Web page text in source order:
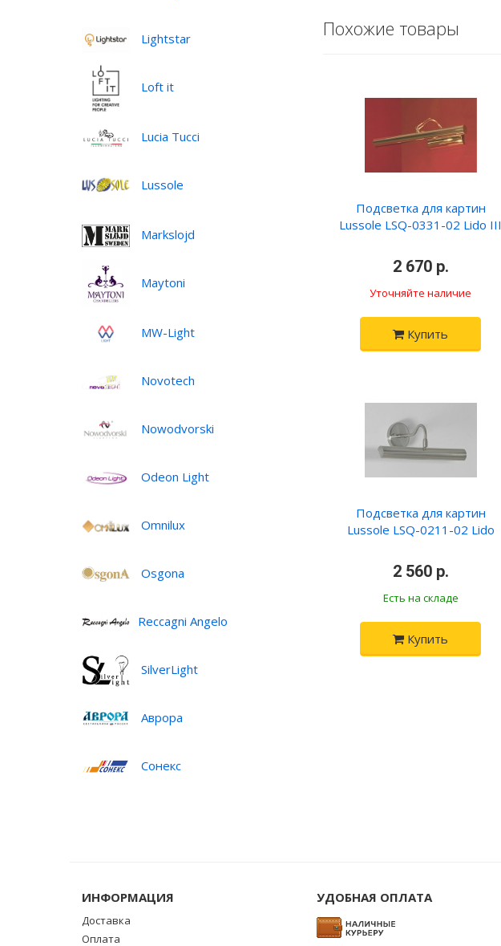
Lightstar
Loft it
Lucia Tucci
Lussole
Markslojd
Maytoni
MW-Light
Novotech
Nowodvorski
Odeon Light
Omnilux
Osgona
Reccagni Angelo
SilverLight
Аврора
Сонекс
Похожие товары
Подсветка для картин
Lussole LSQ-0331-02 Lido III
2 670 р.
Уточняйте наличие
Купить
Подсветка для картин
Lussole LSQ-0211-02 Lido
2 560 р.
Есть на складе
Купить
ИНФОРМАЦИЯ
Доставка
Оплата
УДОБНАЯ ОПЛАТА